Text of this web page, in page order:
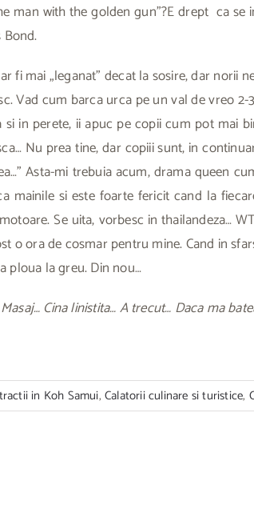
man with the golden gun”?E drept ca
mai „leganat” decat la sosire, dar norii
Vad cum barca urca pe un val de vreo
in perete, ii apuc pe copii cum pot mai
Nu prea tine, dar copiii sunt, in
Asta-mi trebuia acum, drama queen
mainile si este foarte fericit cand la
Se uita, vorbesc in thailandeza…
o ora de cosmar pentru mine. Cand in
ploua la greu. Din nou…
Cina linistita… A trecut… Daca ma
in Koh Samui,Calatorii culinare si turistice,